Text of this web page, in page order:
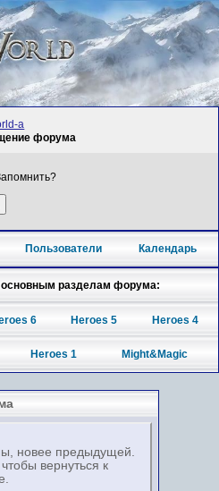
а
форума
Пользователи Календарь
основным разделам форума:
6 Heroes 5 Heroes 4
Heroes 1 Might&Magic
новее предыдущей.
вернуться к